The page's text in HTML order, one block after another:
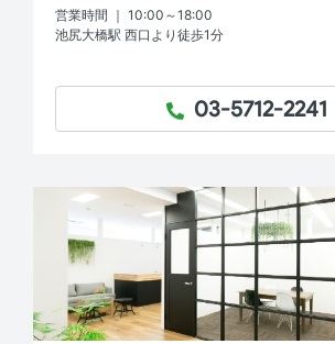
営業時間 ｜ 10:00～18:00
池尻大橋駅 西口より徒歩1分
TEL：
03-5712-2241